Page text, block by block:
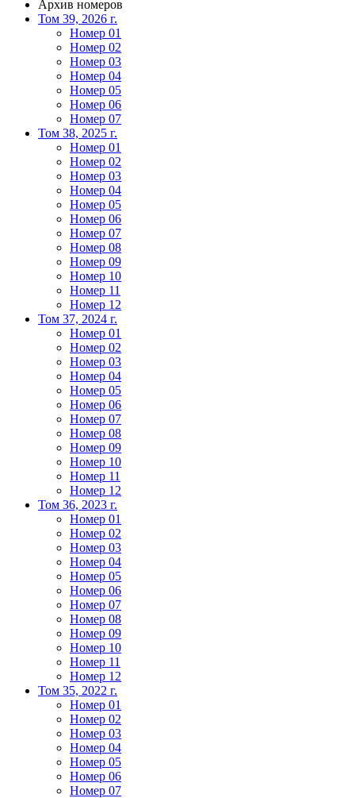
Архив номеров
Том 39, 2026 г.
Номер 01
Номер 02
Номер 03
Номер 04
Номер 05
Номер 06
Номер 07
Том 38, 2025 г.
Номер 01
Номер 02
Номер 03
Номер 04
Номер 05
Номер 06
Номер 07
Номер 08
Номер 09
Номер 10
Номер 11
Номер 12
Том 37, 2024 г.
Номер 01
Номер 02
Номер 03
Номер 04
Номер 05
Номер 06
Номер 07
Номер 08
Номер 09
Номер 10
Номер 11
Номер 12
Том 36, 2023 г.
Номер 01
Номер 02
Номер 03
Номер 04
Номер 05
Номер 06
Номер 07
Номер 08
Номер 09
Номер 10
Номер 11
Номер 12
Том 35, 2022 г.
Номер 01
Номер 02
Номер 03
Номер 04
Номер 05
Номер 06
Номер 07